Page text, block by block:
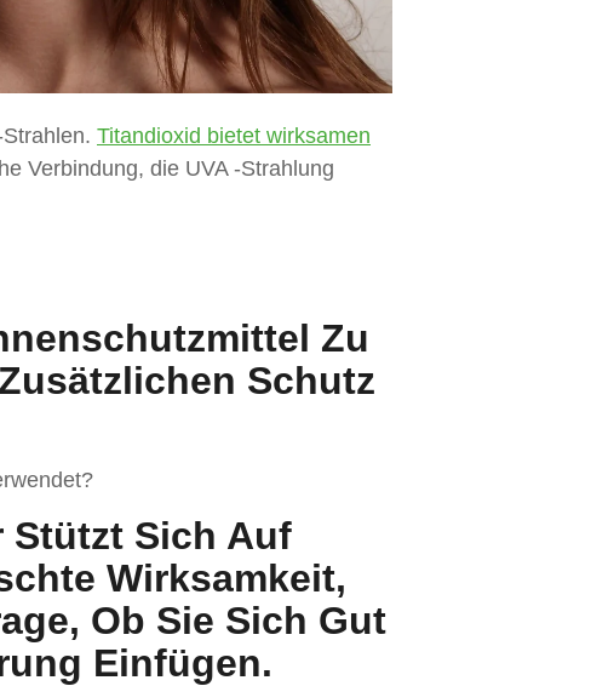
Titandioxid bietet wirksamen
Verbindung, die UVA -Strahlung
Zu
Schutz
Stützt Sich Auf
Wirksamkeit,
Ob Sie Sich Gut
Einfügen.